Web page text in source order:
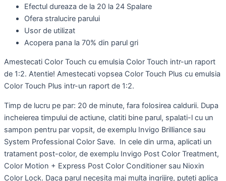
Efectul dureaza de la 20 la 24 Spalare
Ofera stralucire parului
Usor de utilizat
Acopera pana la 70% din parul gri
Amestecati Color Touch cu emulsia Color Touch intr-un raport
de 1:2. Atentie! Amestecati vopsea Color Touch Plus cu emulsia
Color Touch Plus intr-un raport de 1:2.
Timp de lucru pe par: 20 de minute, fara folosirea caldurii. Dupa
incheierea timpului de actiune, clatiti bine parul, spalati-l cu un
sampon pentru par vopsit, de exemplu Invigo Brilliance sau
System Professional Color Save. In cele din urma, aplicati un
tratament post-color, de exemplu Invigo Post Color Treatment,
Color Motion + Express Post Color Conditioner sau Nioxin
Color Lock. Daca parul necesita mai multa ingrijire, puteti aplica